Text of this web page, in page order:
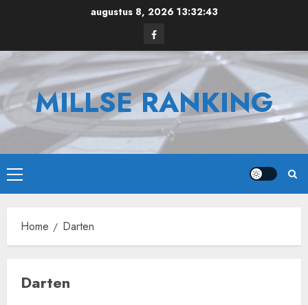
inhoud
augustus 8, 2026 13:32:44
Facebook
MILLSE RANKING
Primair
menu
Home Darten
Darten